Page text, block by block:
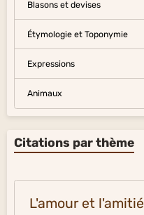
Blasons et devises
Étymologie et Toponymie
Expressions
Animaux
Citations par thème
L'amour et l'amitié